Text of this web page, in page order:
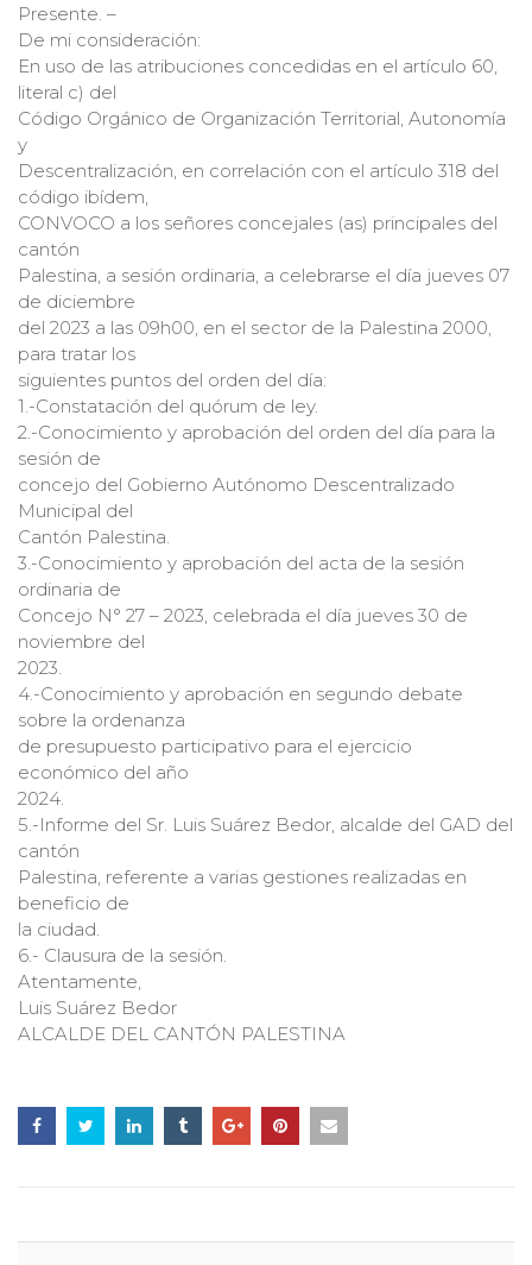
Presente. –
De mi consideración:
En uso de las atribuciones concedidas en el artículo 60,
literal c) del
Código Orgánico de Organización Territorial, Autonomía
y
Descentralización, en correlación con el artículo 318 del
código ibídem,
CONVOCO a los señores concejales (as) principales del
cantón
Palestina, a sesión ordinaria, a celebrarse el día jueves 07
de diciembre
del 2023 a las 09h00, en el sector de la Palestina 2000,
para tratar los
siguientes puntos del orden del día:
1.-Constatación del quórum de ley.
2.-Conocimiento y aprobación del orden del día para la
sesión de
concejo del Gobierno Autónomo Descentralizado
Municipal del
Cantón Palestina.
3.-Conocimiento y aprobación del acta de la sesión
ordinaria de
Concejo N° 27 – 2023, celebrada el día jueves 30 de
noviembre del
2023.
4.-Conocimiento y aprobación en segundo debate
sobre la ordenanza
de presupuesto participativo para el ejercicio
económico del año
2024.
5.-Informe del Sr. Luis Suárez Bedor, alcalde del GAD del
cantón
Palestina, referente a varias gestiones realizadas en
beneficio de
la ciudad.
6.- Clausura de la sesión.
Atentamente,
Luis Suárez Bedor
ALCALDE DEL CANTÓN PALESTINA